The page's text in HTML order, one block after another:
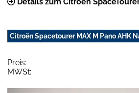
Citroën Spacetourer MAX M Pano AHK
Preis:
MWSt: